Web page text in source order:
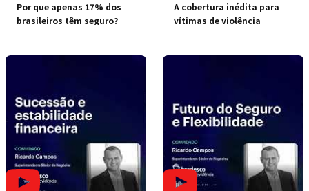
Por que apenas 17% dos
brasileiros têm seguro?
A cobertura inédita para
vítimas de violência